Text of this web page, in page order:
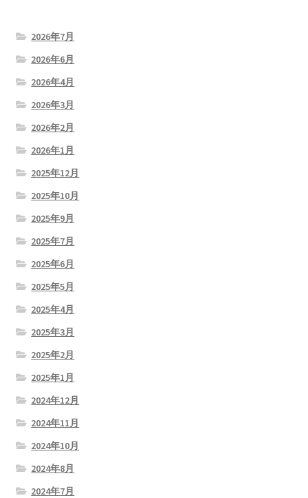
2026年7月
2026年6月
2026年4月
2026年3月
2026年2月
2026年1月
2025年12月
2025年10月
2025年9月
2025年7月
2025年6月
2025年5月
2025年4月
2025年3月
2025年2月
2025年1月
2024年12月
2024年11月
2024年10月
2024年8月
2024年7月